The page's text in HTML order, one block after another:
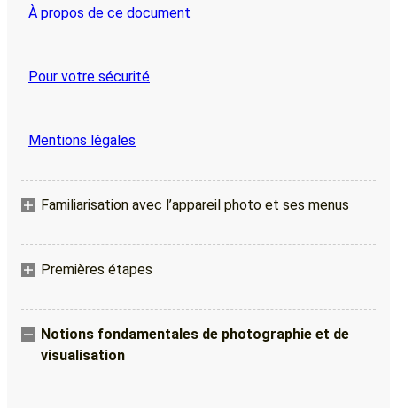
À propos de ce document
Pour votre sécurité
Mentions légales
Familiarisation avec l’appareil photo et ses menus
Premières étapes
Notions fondamentales de photographie et de
visualisation